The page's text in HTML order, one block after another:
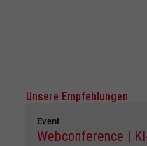
Unsere Empfehlungen
Event
Webconference |